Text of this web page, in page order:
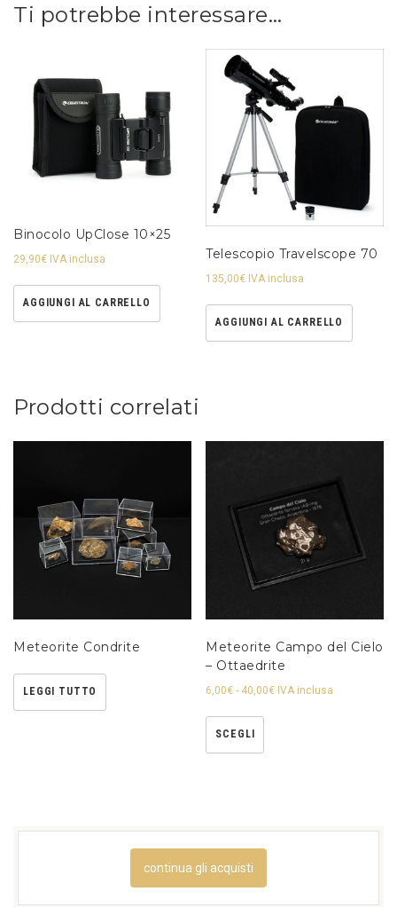
Ti potrebbe interessare…
Binocolo UpClose 10×25
29,90€ IVA inclusa
AGGIUNGI AL CARRELLO
Telescopio Travelscope 70
135,00€ IVA inclusa
AGGIUNGI AL CARRELLO
Prodotti correlati
Meteorite Condrite
LEGGI TUTTO
Meteorite Campo del Cielo
– Ottaedrite
6,00€ - 40,00€ IVA inclusa
SCEGLI
continua gli acquisti